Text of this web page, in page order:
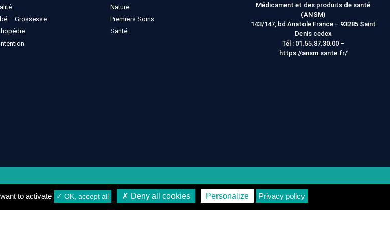
– Grossesse
Nature
Premiers Soins
Santé
Médicament et des produits de santé
(ANSM)
143/147, bd Anatole France – 93285 Saint
Denis cedex
Tél : 01.55.87.30.00 –
https://ansm.sante.fr/
générales de vente Conditions de Livraison Vie Privée
to activate ✓ OK, accept all ✗ Deny all cookies Personalize Privacy policy